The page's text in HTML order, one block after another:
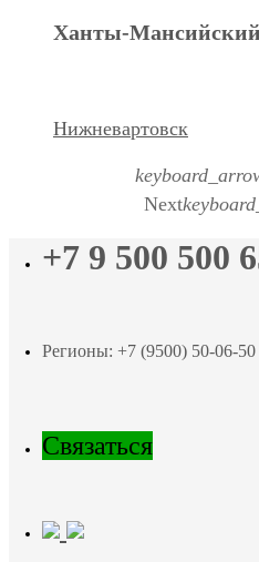
Ханты-Мансийский
Нижневартовск
Next
+7 9 500 500
Регионы: +7 (9500) 50-06-50
Связаться